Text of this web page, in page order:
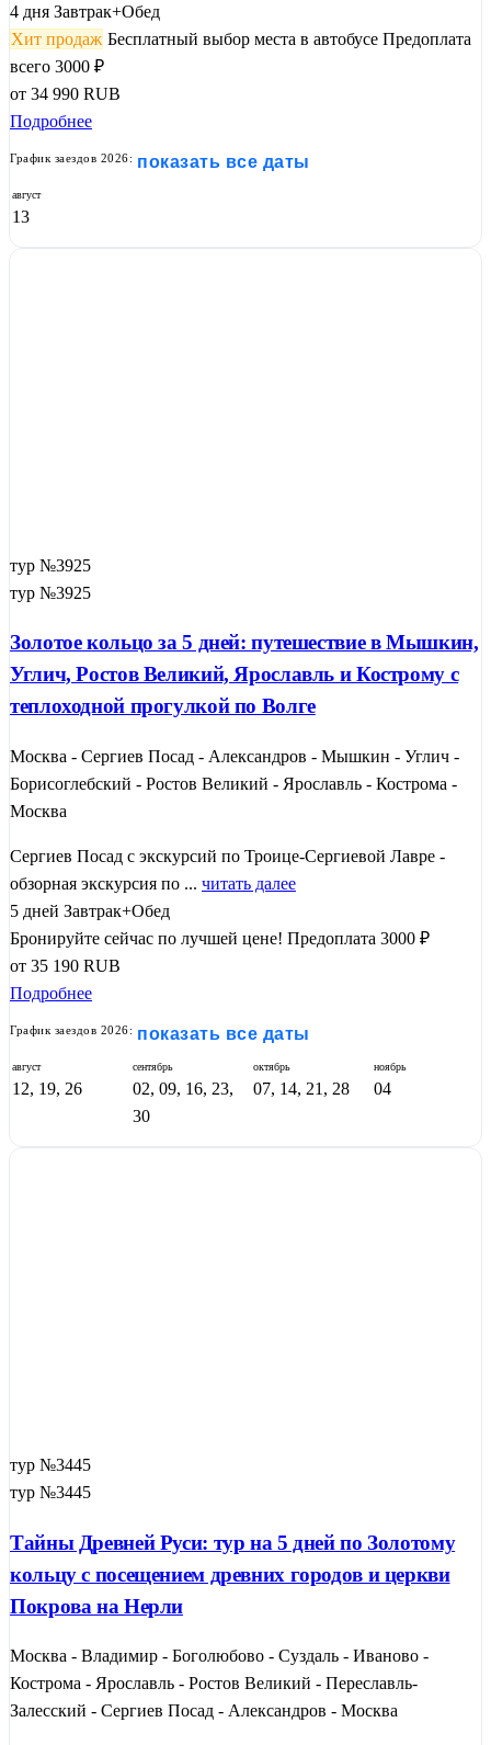
4 дня Завтрак+Обед
Хит продаж Бесплатный выбор места в автобусе Предоплата
всего 3000 ₽
от 34 990 RUB
Подробнее
График заездов 2026: показать все даты
август
13
тур №3925
тур №3925
Золотое кольцо за 5 дней: путешествие в Мышкин,
Углич, Ростов Великий, Ярославль и Кострому с
теплоходной прогулкой по Волге
Москва - Сергиев Посад - Александров - Мышкин - Углич -
Борисоглебский - Ростов Великий - Ярославль - Кострома -
Москва
Сергиев Посад с экскурсий по Троице-Сергиевой Лавре -
обзорная экскурсия по ... читать далее
5 дней Завтрак+Обед
Бронируйте сейчас по лучшей цене! Предоплата 3000 ₽
от 35 190 RUB
Подробнее
График заездов 2026: показать все даты
август
12, 19, 26
сентябрь
02, 09, 16, 23,
30
октябрь
07, 14, 21, 28
ноябрь
04
тур №3445
тур №3445
Тайны Древней Руси: тур на 5 дней по Золотому
кольцу с посещением древних городов и церкви
Покрова на Нерли
Москва - Владимир - Боголюбово - Суздаль - Иваново -
Кострома - Ярославль - Ростов Великий - Переславль-
Залесский - Сергиев Посад - Александров - Москва